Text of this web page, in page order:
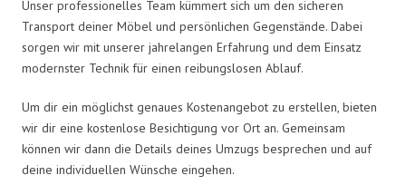
Unser professionelles Team kümmert sich um den sicheren
Transport deiner Möbel und persönlichen Gegenstände. Dabei
sorgen wir mit unserer jahrelangen Erfahrung und dem Einsatz
modernster Technik für einen reibungslosen Ablauf.
Um dir ein möglichst genaues Kostenangebot zu erstellen, bieten
wir dir eine kostenlose Besichtigung vor Ort an. Gemeinsam
können wir dann die Details deines Umzugs besprechen und auf
deine individuellen Wünsche eingehen.